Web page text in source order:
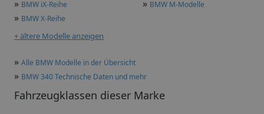
» BMW iX-Reihe » BMW M-Modelle
» BMW X-Reihe
+ ältere Modelle anzeigen
» Alle BMW Modelle in der Übersicht
» BMW 340 Technische Daten und mehr
Fahrzeugklassen dieser Marke